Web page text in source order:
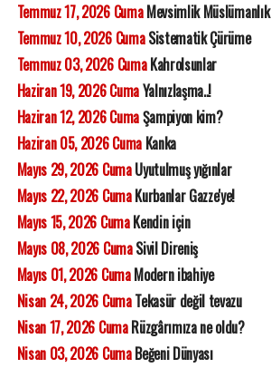
Temmuz 17, 2026 CumaMevsimlik Müslümanlık
Temmuz 10, 2026 CumaSistematik Çürüme
Temmuz 03, 2026 CumaKahrolsunlar
Haziran 19, 2026 CumaYalnızlaşma..!
Haziran 12, 2026 CumaŞampiyon kim?
Haziran 05, 2026 CumaKanka
Mayıs 29, 2026 CumaUyutulmuş yığınlar
Mayıs 22, 2026 CumaKurbanlar Gazze'ye!
Mayıs 15, 2026 CumaKendin için
Mayıs 08, 2026 CumaSivil Direniş
Mayıs 01, 2026 CumaModern ibahiye
Nisan 24, 2026 CumaTekasür değil tevazu
Nisan 17, 2026 CumaRüzgârımıza ne oldu?
Nisan 03, 2026 CumaBeğeni Dünyası